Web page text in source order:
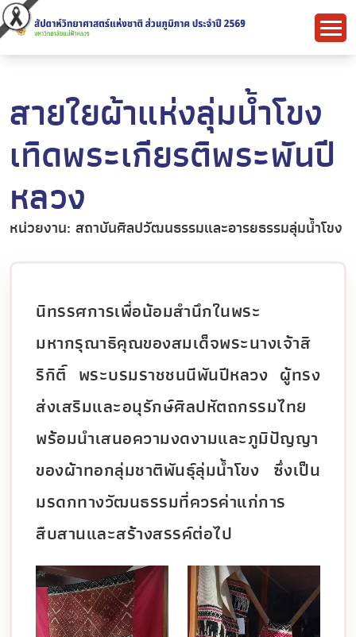
สายใยผ้าแห่งลุ่มน้ำโขง
เทิดพระเกียรติพระพันปี
หลวง
หน่วยงาน: สถาบันศิลปวัฒนธรรมและอารยธรรมลุ่มน้ำโขง
นิทรรศการเพื่อน้อมสำนึกในพระ
มหากรุณาธิคุณของสมเด็จพระนางเจ้าสิ
ริกิติ์ พระบรมราชชนนีพันปีหลวง ผู้ทรง
ส่งเสริมและอนุรักษ์ศิลปหัตถกรรมไทย
พร้อมนำเสนอความงดงามและภูมิปัญญา
ของผ้าทอกลุ่มชาติพันธุ์ลุ่มน้ำโขง ซึ่งเป็น
มรดกทางวัฒนธรรมที่ควรค่าแก่การ
สืบสานและสร้างสรรค์ต่อไป